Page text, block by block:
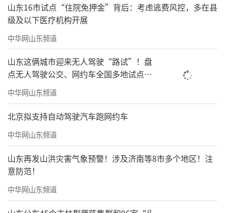
山东16市试点“住院免押金”背后：考虑逃费风控，多在县
级及以下医疗机构开展
中华网山东频道
山东这俩城市迎来无人驾驶“路试”！盘
点无人驾驶公交、网约车全国多地试点之
路
中华网山东频道
北京拟支持自动驾驶汽车跑网约车
中华网山东频道
山东再发山洪灾害气象预警！涉及济南等8市多个地区！注
意防范！
中华网山东频道